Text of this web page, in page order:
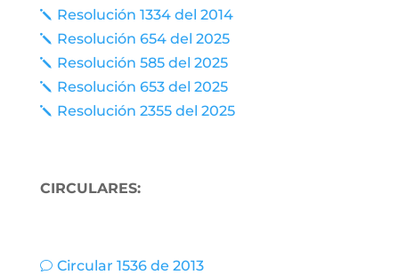
j Resolución 1334 del 2014
j Resolución 654 del 2025
j Resolución 585 del 2025
j Resolución 653 del 2025
j Resolución 2355 del 2025
CIRCULARES:
v Circular 1536 de 2013